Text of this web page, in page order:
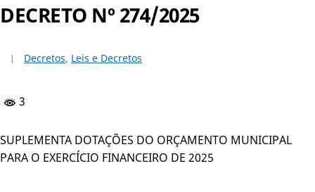
DECRETO Nº 274/2025
Decretos, Leis e Decretos
3
SUPLEMENTA DOTAÇÕES DO ORÇAMENTO MUNICIPAL
PARA O EXERCÍCIO FINANCEIRO DE 2025